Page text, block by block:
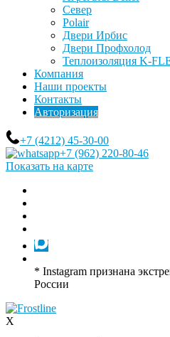
Север
Polair
Двери Ирбис
Двери Профхолод
Теплоизоляция K-
Компания
Наши проекты
Контакты
Авторизация
+7 (4212) 45-30-00
+7 (962) 220-80-46
Показать на карте
* Instagram признана
России
X